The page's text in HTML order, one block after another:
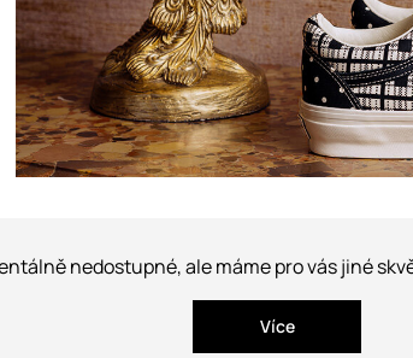
nedostupné, ale máme pro vás jiné
Více